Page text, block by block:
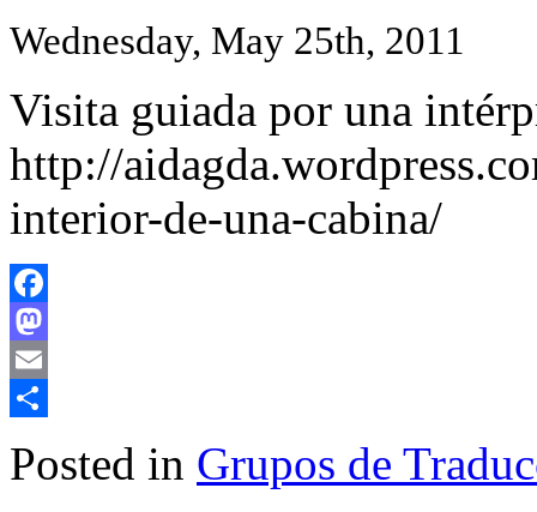
Wednesday, May 25th, 2011
Visita guiada por una
http://
interior-de-una-cabina/
Facebook
Mastodon
Email
Posted in Grupos de